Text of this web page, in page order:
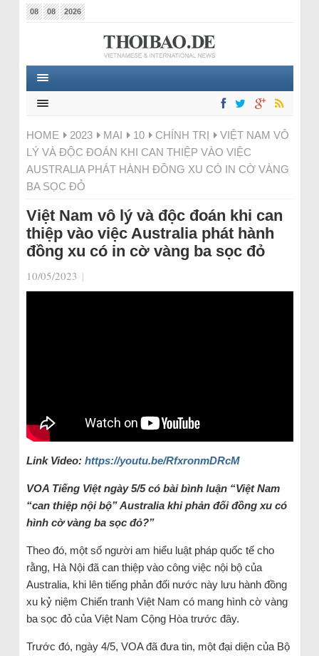
08 08 2026
HOME 2023 MAI 10 CHÍNH TRỊ
VIỆT NAM VÔ
LÝ VÀ ĐỘC ĐOÁN KHI CAN THIỆP VÀO VIỆC
AUSTRALIA PHÁT HÀNH ĐỒNG XU CÓ IN CỜ VÀNG
BA SỌC ĐỎ
Việt Nam vô lý và độc đoán khi can
thiệp vào việc Australia phát hành
đồng xu có in cờ vàng ba sọc đỏ
10/05/2023 |
Link Video: https://youtu.be/RfxronmDRcM
VOA Tiếng Việt ngày 5/5 có bài bình luận “Việt Nam
“can thiệp nội bộ”Australia khi phản đối đồng xu có
hình cờ vàng ba sọc đỏ?”
Theo đó, một số người am hiểu luật pháp quốc tế cho
rằng, Hà Nội đã can thiệp vào công việc nội bộ của
Australia, khi lên tiếng phản đối nước này lưu hành đồng
xu kỷ niệm Chiến tranh Việt Nam có mang hình cờ vàng
ba sọc đỏ của Việt Nam Cộng Hòa trước đây.
Trước đó, ngày 4/5, VOA đã đưa tin, một đại diện của Bộ